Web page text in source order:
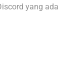
yang ada